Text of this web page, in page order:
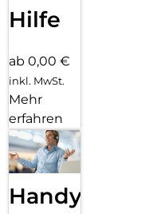
Hilfe
ab 0,00 €
inkl. MwSt.
Mehr
erfahren
Handy